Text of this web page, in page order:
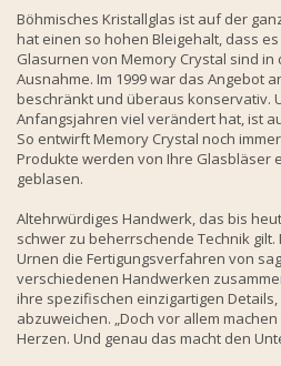
Böhmisches Kristallglas ist auf der
hat einen so hohen Bleigehalt, dass
Glasurnen von Memory Crystal sind in
Ausnahme. Im 1999 war das Angebot
beschränkt und überaus konservativ.
Anfangsjahren viel verändert hat, ist
So entwirft Memory Crystal noch
Produkte werden von Ihre Glasbläser
geblasen.
Altehrwürdiges Handwerk, das bis
schwer zu beherrschende Technik
Urnen die Fertigungsverfahren von
verschiedenen Handwerken
ihre spezifischen einzigartigen
abzuweichen. „Doch vor allem
Herzen. Und genau das macht den